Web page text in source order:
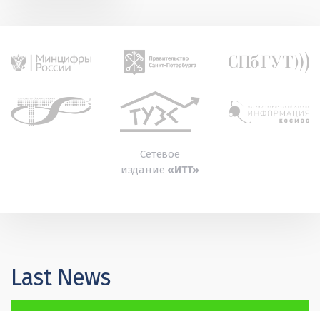
Сетевое
издание «ИТТ»
Last News